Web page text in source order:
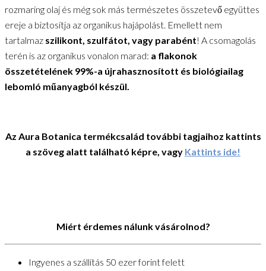
rozmaring olaj és még sok más természetes összetevő együttes
ereje a biztosítja az organikus hajápolást. Emellett nem
tartalmaz szilikont, szulfátot, vagy parabént! A csomagolás
terén is az organikus vonalon marad: a flakonok
összetételének 99%-a újrahasznosított és biológiailag
lebomló műanyagból készül.
Az Aura Botanica termékcsalád további tagjaihoz kattints
a szöveg alatt található képre, vagy Kattints ide!
Miért érdemes nálunk vásárolnod?
Ingyenes a szállítás 50 ezer forint felett